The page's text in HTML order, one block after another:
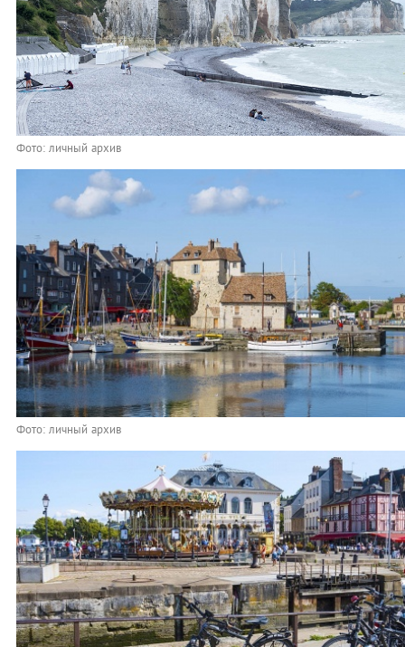
Фото: личный архив
Фото: личный архив